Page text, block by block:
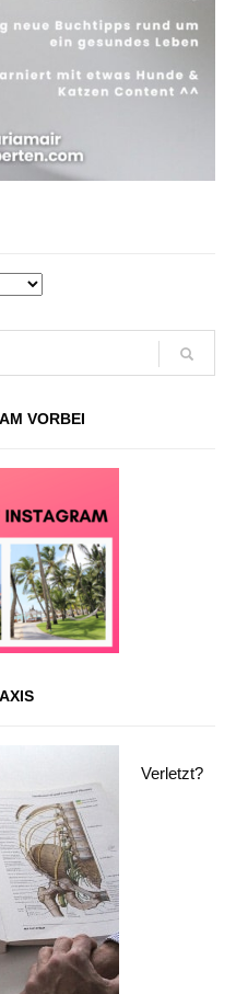
VORBEI
Verletzt?